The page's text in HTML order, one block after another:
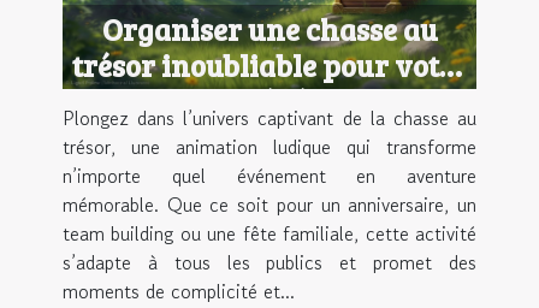
Organiser une chasse au
trésor inoubliable pour votre
prochain événement
Plongez dans l’univers captivant de la chasse au
trésor, une animation ludique qui transforme
n’importe quel événement en aventure
mémorable. Que ce soit pour un anniversaire, un
team building ou une fête familiale, cette activité
s’adapte à tous les publics et promet des
moments de complicité et...